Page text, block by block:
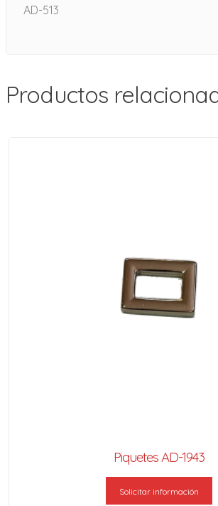
AD-513
Productos
Piquetes AD-1943
Solicitar información